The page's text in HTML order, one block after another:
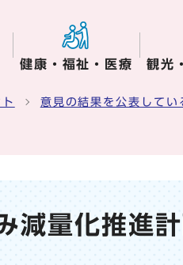
健康・福祉・医療 観光
意見の結果を公表してい
減量化推進